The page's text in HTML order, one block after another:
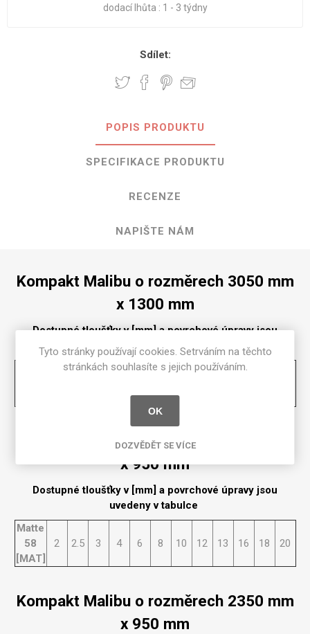
dodací lhůta : 1 - 3 týdny
Sdílet:
POPIS PRODUKTU
SPECIFIKACE PRODUKTU
RECENZE
NAPIŠTE NÁM
Kompakt Malibu o rozměrech 3050 mm
x 1300 mm
Dostupné tloušťky v [mm] a povrchové úpravy jsou
uvedeny v tabulce
Kompakt Malibu o rozměrech 2150 mm
x 950 mm
Dostupné tloušťky v [mm] a povrchové úpravy jsou
uvedeny v tabulce
Matte
58
[MAT]
2 2.5 3 4 6 8 10 12 13 16 18 20
Kompakt Malibu o rozměrech 2350 mm
x 950 mm
Tyto stránky používají cookies. Setrváním na těchto
stránkách souhlasíte s jejich používáním.
OK
DOZVĚDĚT SE VÍCE